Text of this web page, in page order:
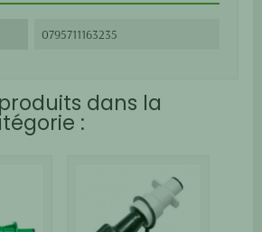
0795711163235
dans la
: